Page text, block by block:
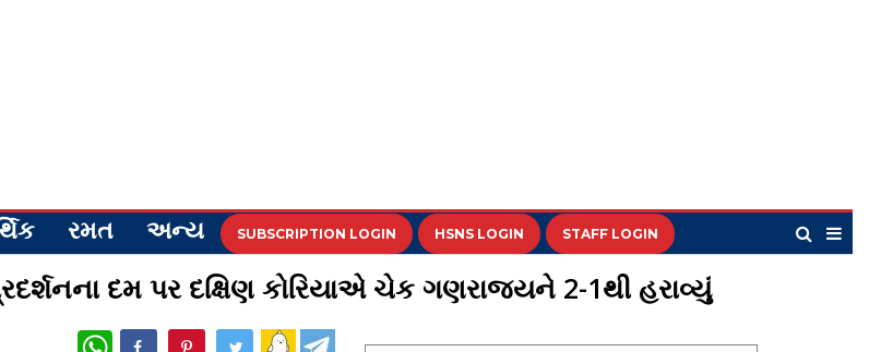
રમત અન્ય SUBSCRIPTION LOGIN HSNS LOGIN STAFF LOGIN
દમ પર દક્ષિણ કોરિયાએ ચેક ગણરાજ્યને 2-1થી હરાવ્યું
WhatsApp